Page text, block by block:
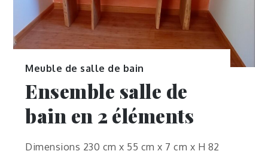
Meuble de salle de bain
Ensemble salle de
bain en 2 éléments
Dimensions 230 cm x 55 cm x 7 cm x H 82